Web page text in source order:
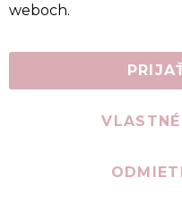
weboch.